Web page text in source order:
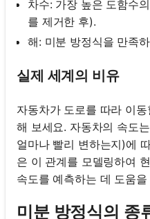
차수: 가장 높은 도함수
를 제거한 후).
해: 미분 방정식을 만족
실제 세계의 비유
자동차가 도로를 따라 이
해 보세요. 자동차의 속도
얼마나 빨리 변하는지)에
은 이 관계를 모델링하여
속도를 예측하는 데 도움
미분 방정식의 종